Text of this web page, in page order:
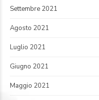
Settembre 2021
Agosto 2021
Luglio 2021
Giugno 2021
Maggio 2021